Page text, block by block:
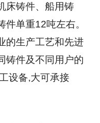
床铸件、船用铸
单重12吨左右。
的生产工艺和先进
铸件及不同用户的
设备,大可承接